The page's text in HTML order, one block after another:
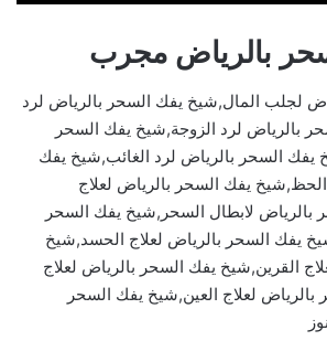
بالرياض مجرب
لجلب المال,شيخ يفك السحر بالرياض لرد
بالرياض لرد الزوجة,شيخ يفك السحر
يفك السحر بالرياض لرد الغائب,شيخ يفك
يفك السحر بالرياض لعلاج
لابطال السحر,شيخ يفك السحر
يفك السحر بالرياض لعلاج الحسد,شيخ
القرين,شيخ يفك السحر بالرياض لعلاج
بالرياض لعلاج العين,شيخ يفك السحر